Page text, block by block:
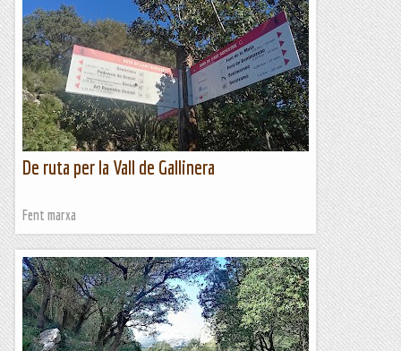
De ruta per la Vall de Gallinera
Fent marxa